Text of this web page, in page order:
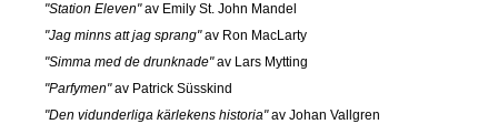
"Station Eleven"av Emily St. John Mandel
"Jag minns att jag sprang"av Ron MacLarty
"Simma med de drunknade"av Lars Mytting
"Parfymen"av Patrick Süsskind
"Den vidunderliga kärlekens historia"av Johan Vallgren